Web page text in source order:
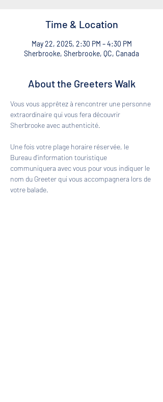
Time & Location
May 22, 2025, 2:30 PM – 4:30 PM
Sherbrooke, Sherbrooke, QC, Canada
About the Greeters Walk
Vous vous apprêtez à rencontrer une personne
extraordinaire qui vous fera découvrir
Sherbrooke avec authenticité.
Une fois votre plage horaire réservée, le
Bureau d'information touristique
communiquera avec vous pour vous indiquer le
nom du Greeter qui vous accompagnera lors de
votre balade.